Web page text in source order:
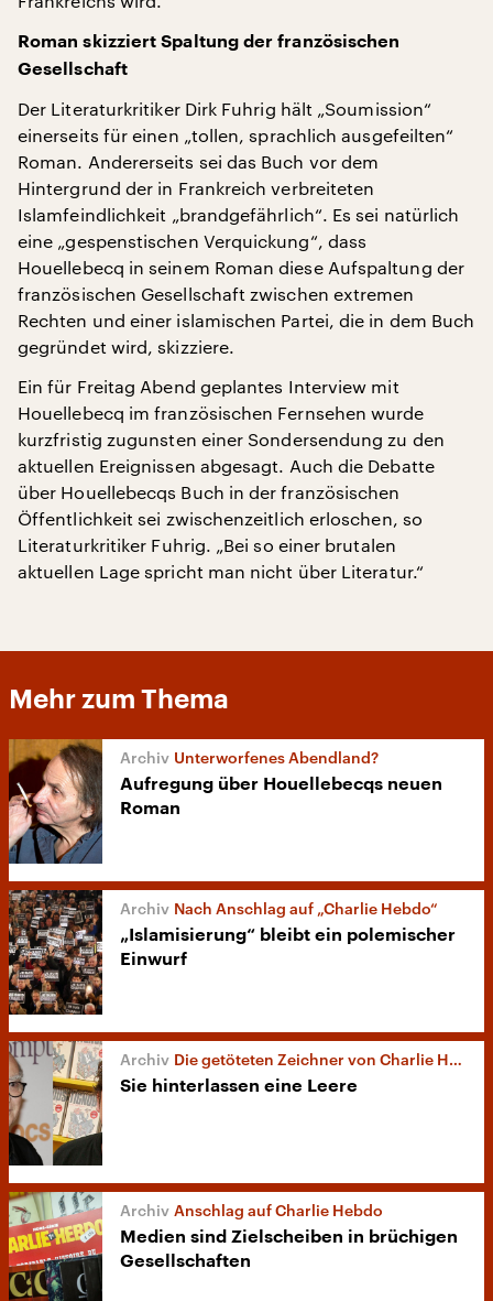
Roman skizziert Spaltung der französischen
Gesellschaft
Der Literaturkritiker Dirk Fuhrig hält „Soumission“
einerseits für einen „tollen, sprachlich ausgefeilten“
Roman. Andererseits sei das Buch vor dem
Hintergrund der in Frankreich verbreiteten
Islamfeindlichkeit „brandgefährlich“. Es sei natürlich
eine „gespenstischen Verquickung“, dass
Houellebecq in seinem Roman diese Aufspaltung der
französischen Gesellschaft zwischen extremen
Rechten und einer islamischen Partei, die in dem Buch
gegründet wird, skizziere.
Ein für Freitag Abend geplantes Interview mit
Houellebecq im französischen Fernsehen wurde
kurzfristig zugunsten einer Sondersendung zu den
aktuellen Ereignissen abgesagt. Auch die Debatte
über Houellebecqs Buch in der französischen
Öffentlichkeit sei zwischenzeitlich erloschen, so
Literaturkritiker Fuhrig. „Bei so einer brutalen
aktuellen Lage spricht man nicht über Literatur.“
Mehr zum Thema
Unterworfenes Abendland?
Aufregung über Houellebecqs neuen
Roman
Nach Anschlag auf „Charlie Hebdo“
„Islamisierung“ bleibt ein polemischer
Einwurf
Die getöteten Zeichner von Charlie Hebdo
Sie hinterlassen eine Leere
Anschlag auf Charlie Hebdo
Medien sind Zielscheiben in brüchigen
Gesellschaften